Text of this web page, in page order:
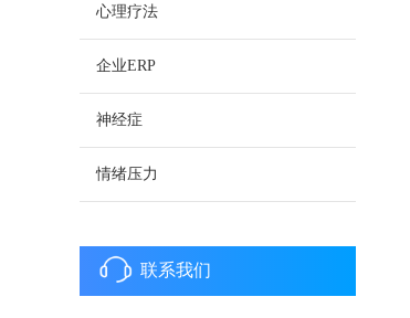
心理疗法
企业ERP
神经症
情绪压力
联系我们